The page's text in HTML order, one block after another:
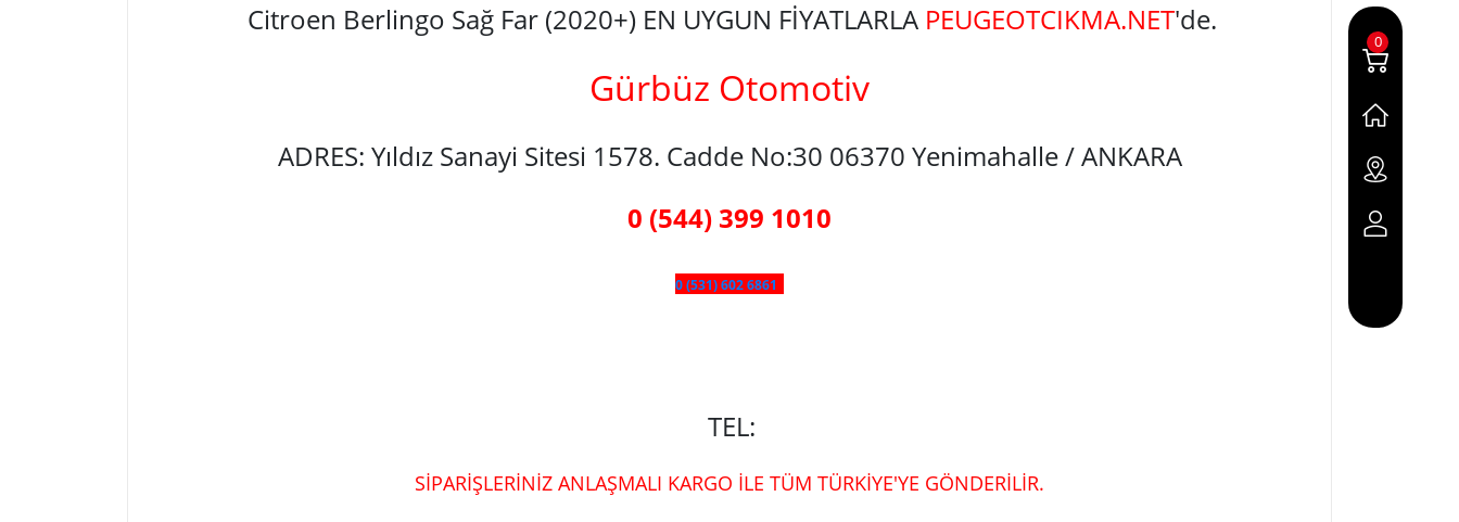
Citroen Berlingo Sağ Far (2020+) EN UYGUN FİYATLARLA PEUGEOTCIKMA.NET'de.
Gürbüz Otomotiv
ADRES: Yıldız Sanayi Sitesi 1578. Cadde No:30 06370 Yenimahalle / ANKARA
0 (544) 399 1010
0 (531) 602 6861
TEL:
SİPARİŞLERİNİZ ANLAŞMALI KARGO İLE TÜM TÜRKİYE'YE GÖNDERİLİR.
0